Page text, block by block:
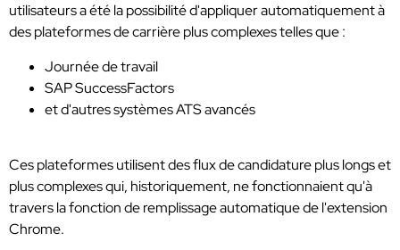
utilisateurs a été la possibilité d'appliquer automatiquement à
des plateformes de carrière plus complexes telles que :
Journée de travail
SAP SuccessFactors
et d'autres systèmes ATS avancés
Ces plateformes utilisent des flux de candidature plus longs et
plus complexes qui, historiquement, ne fonctionnaient qu'à
travers la fonction de remplissage automatique de l'extension
Chrome.